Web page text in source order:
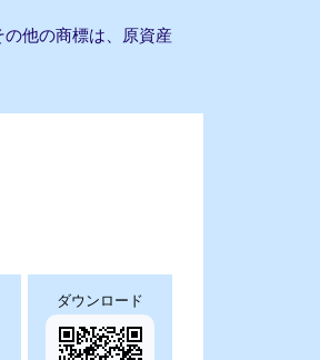
他の商標は、原資産
ダウンロード